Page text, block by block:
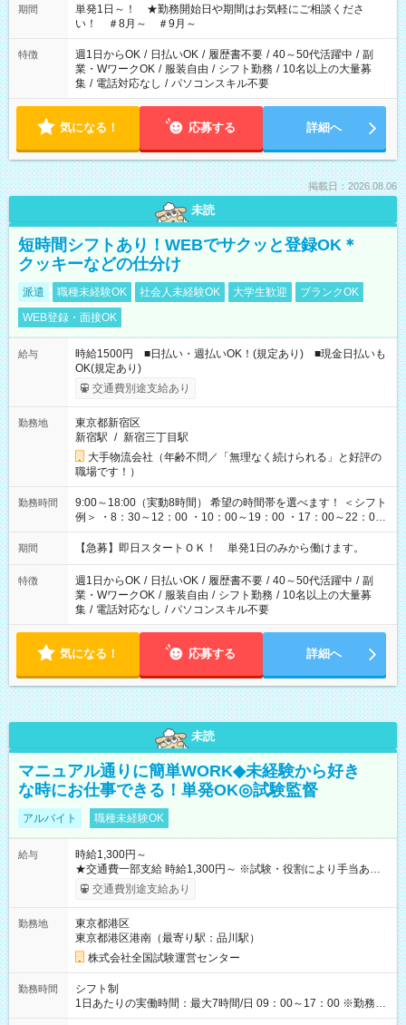
期間
単発1日～！ ★勤務開始日や期間はお気軽にご相談くださ
い！ ＃8月～ ＃9月～
特徴 週1日からOK / 日払いOK / 履歴書不要 / 40～50代活躍中 / 副
業・WワークOK / 服装自由 / シフト勤務 / 10名以上の大量募
集 / 電話対応なし / パソコンスキル不要
気になる！ 応募する 詳細へ
掲載日：2026.08.06
未読
短時間シフトあり！WEBでサクッと登録OK＊
クッキーなどの仕分け
派遣 職種未経験OK 社会人未経験OK 大学生歓迎
ブランクOK
WEB登録・面接OK
給与
時給1500円 ■日払い・週払いOK！(規定あり) ■現金日払いも
OK(規定あり)
交通費別途支給あり
勤務地
東京都新宿区
新宿駅 / 新宿三丁目駅
大手物流会社（年齢不問／「無理なく続けられる」と好評の
職場です！）
勤務時間
9:00～18:00（実動8時間） 希望の時間帯を選べます！ ＜シフト
例＞ ・8：30～12：00 ・10：00～19：00 ・17：00～22：00
・13：00～22：00 ・22：00～翌6：00 など
期間 【急募】即日スタートＯＫ！ 単発1日のみから働けます。
特徴 週1日からOK / 日払いOK / 履歴書不要 / 40～50代活躍中 / 副
業・WワークOK / 服装自由 / シフト勤務 / 10名以上の大量募
集 / 電話対応なし / パソコンスキル不要
気になる！ 応募する 詳細へ
未読
マニュアル通りに簡単WORK◆未経験から好き
な時にお仕事できる！単発OK◎試験監督
アルバイト 職種未経験OK
給与
時給1,300円～
★交通費一部支給 時給1,300円～ ※試験・役割により手当あり
※勤務回数により昇給あり 【即給（前払い）オプションあ
り！】 希望される場合、勤務から1週間ほどで給与の一部を受け
例】 ・河合塾模擬試験 8:30～17:30（休憩1時間） 時給1,300円
×8時間＝日収10,400円＋交通費 ※当日の役割により時給＋100
円の場合あり ・国家試験 7:00～13:30（休憩なし） 時給1,300
円（役割手当＋100円）×6時間＝日収8,400円＋交通費 【試用期
間】試用期間なし
交通費別途支給あり
勤務地
東京都港区
東京都港区港南（最寄り駅：品川駅）
株式会社全国試験運営センター
勤務時間
シフト制
1日あたりの実働時間：最大7時間/日 09：00～17：00 ※勤務時
間は 試験により異なります。